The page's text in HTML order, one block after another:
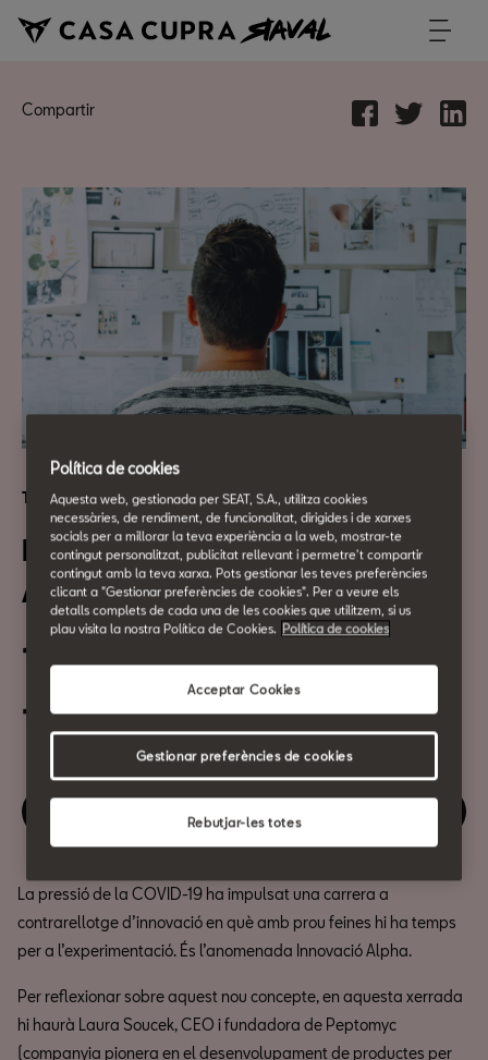
Compartir
Tecnologia i seguretat
Emprenedors: Innovació
Alpha
13 de Octubre
18:30h
La pressió de la COVID-19 ha impulsat una carrera a
contrarellotge d’innovació en què amb prou feines hi ha temps
per a l’experimentació. És l’anomenada Innovació Alpha.
Per reflexionar sobre aquest nou concepte, en aquesta xerrada
hi haurà Laura Soucek, CEO i fundadora de Peptomyc
(companyia pionera en el desenvolupament de productes per
Política de cookies
Aquesta web, gestionada per SEAT, S.A., utilitza cookies
necessàries, de rendiment, de funcionalitat, dirigides i de xarxes
socials per a millorar la teva experiència a la web, mostrar-te
contingut personalitzat, publicitat rellevant i permetre't compartir
contingut amb la teva xarxa. Pots gestionar les teves preferències
clicant a "Gestionar preferències de cookies". Per a veure els
detalls complets de cada una de les cookies que utilitzem, si us
plau visita la nostra Política de Cookies. Política de cookies
Rebutjar-les totes
Acceptar Cookies
Gestionar preferències de cookies